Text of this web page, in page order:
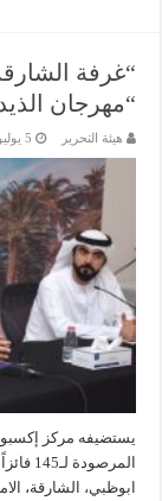
“غرفة
“مهرجان الذيد
هيئة التحرير 5 يوليو، 2022
يستضيفه مركز إكسبو